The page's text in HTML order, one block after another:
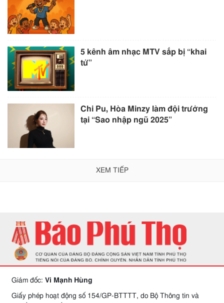
5 kênh âm nhạc MTV sắp bị “khai
tử”
Chi Pu, Hòa Minzy làm đội trưởng
tại “Sao nhập ngũ 2025”
XEM TIẾP
Giám đốc: Vi Mạnh Hùng
Giấy phép hoạt động số 154/GP-BTTTT, do Bộ Thông tin và